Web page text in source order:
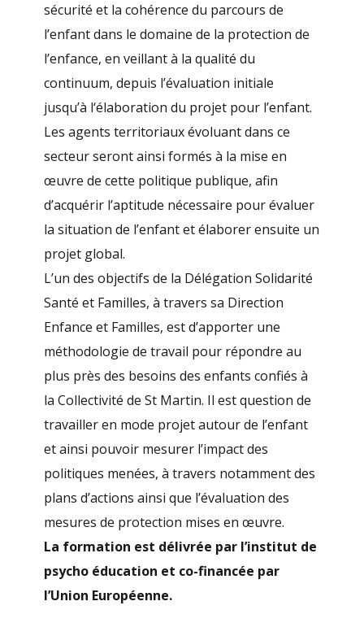
sécurité et la cohérence du parcours de
l’enfant dans le domaine de la protection de
l’enfance, en veillant à la qualité du
continuum, depuis l’évaluation initiale
jusqu’à l‘élaboration du projet pour l’enfant.
Les agents territoriaux évoluant dans ce
secteur seront ainsi formés à la mise en
œuvre de cette politique publique, afin
d’acquérir l’aptitude nécessaire pour évaluer
la situation de l’enfant et élaborer ensuite un
projet global.
L’un des objectifs de la Délégation Solidarité
Santé et Familles, à travers sa Direction
Enfance et Familles, est d’apporter une
méthodologie de travail pour répondre au
plus près des besoins des enfants confiés à
la Collectivité de St Martin. Il est question de
travailler en mode projet autour de l’enfant
et ainsi pouvoir mesurer l’impact des
politiques menées, à travers notamment des
plans d’actions ainsi que l’évaluation des
mesures de protection mises en œuvre.
La formation est délivrée par l’institut de
psycho éducation et co-financée par
l’Union Européenne.